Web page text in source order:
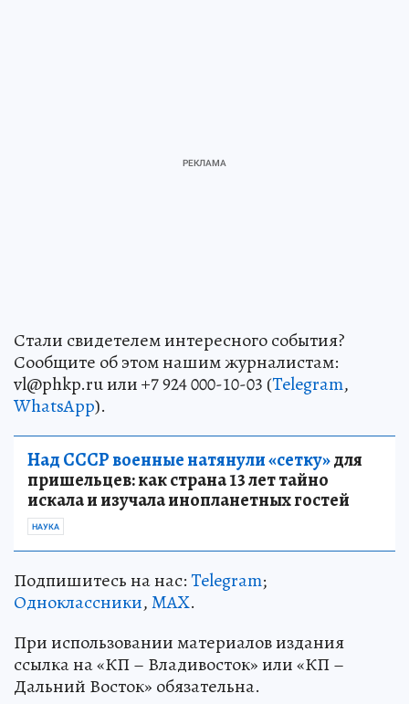
Стали свидетелем интересного события?
Сообщите об этом нашим журналистам:
vl@phkp.ru или +7 924 000-10-03 (Telegram,
WhatsApp).
Над СССР военные натянули «сетку»для
пришельцев: как страна 13 лет тайно
искала и изучала инопланетных гостей
НАУКА
Подпишитесь на нас:Telegram;
Одноклассники,MAX.
При использовании материалов издания
ссылка на «КП – Владивосток» или «КП –
Дальний Восток» обязательна.